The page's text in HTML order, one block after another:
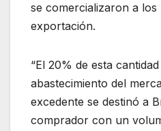
se comercializaron a los
exportación.
“El 20% de esta
abastecimiento del
excedente se destinó a
comprador con un